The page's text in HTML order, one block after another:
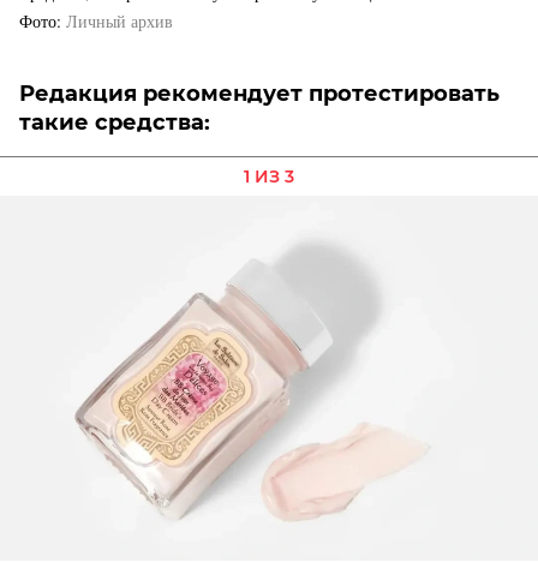
Фото Личный архив
Редакция рекомендует протестировать
такие средства:
1 ИЗ 3